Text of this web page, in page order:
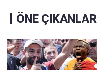
ÖNE ÇIKANLAR